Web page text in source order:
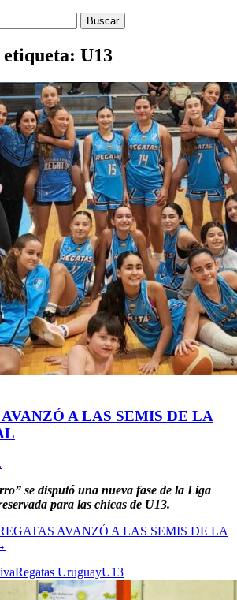
U13
A LAS SEMIS DE LA
se disputó una nueva fase de la Liga
para las chicas de U13.
AVANZÓ A LAS SEMIS DE LA
Regatas UruguayU13